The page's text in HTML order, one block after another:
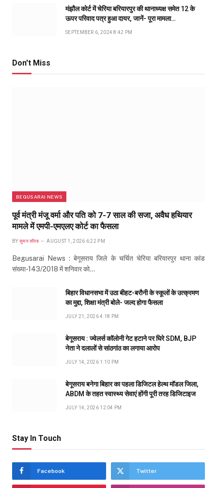
मंझौल कोर्ट में चेरिया बरियारपुर की थानाध्यक्ष समेत 12 के
ऊपर परिवाद पत्र हुआ दायर, जानें- पूरा मामला…
SEPTEMBER 6, 2024 8:42 PM
Don't Miss
BEGUSARAI NEWS
पूर्व मंत्री मंजू वर्मा और पति को 7-7 साल की सजा, अवैध हथियार
मामले में एमपी-एमएलए कोर्ट का फैसला
BY सुमन सौरब AUGUST 1, 2026 6:22 PM
Begusarai News : बेगूसराय जिले के चर्चित चेरिया बरियारपुर थाना कांड
संख्या-143/2018 में शनिवार को…
बिहार विधानसभा में उठा बीहट-बरौनी के स्कूलों के उत्क्रमण
का मुद्दा, शिक्षा मंत्री बोले- जल्द होगा फैसला
JULY 21, 2026 4:18 PM
बेगूसराय : ज्वेलर्स कॉलोनी गेट हटाने पर घिरे SDM, BJP
नेता ने दलालों से सांठगांठ का लगाया आरोप
JULY 14, 2026 1:10 PM
बेगूसराय बनेगा बिहार का पहला डिजिटल हेल्थ मॉडल जिला,
ABDM के तहत स्वास्थ्य सेवाएं होंगी पूरी तरह डिजिटाइज
JULY 14, 2026 12:04 PM
Stay In Touch
Facebook Twitter